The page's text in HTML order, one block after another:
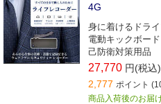
4G
身に着けるドラ
電動キックボー
己防衛対策用品
27,770 円(税込)
2,777 ポイント
商品入荷後のお届